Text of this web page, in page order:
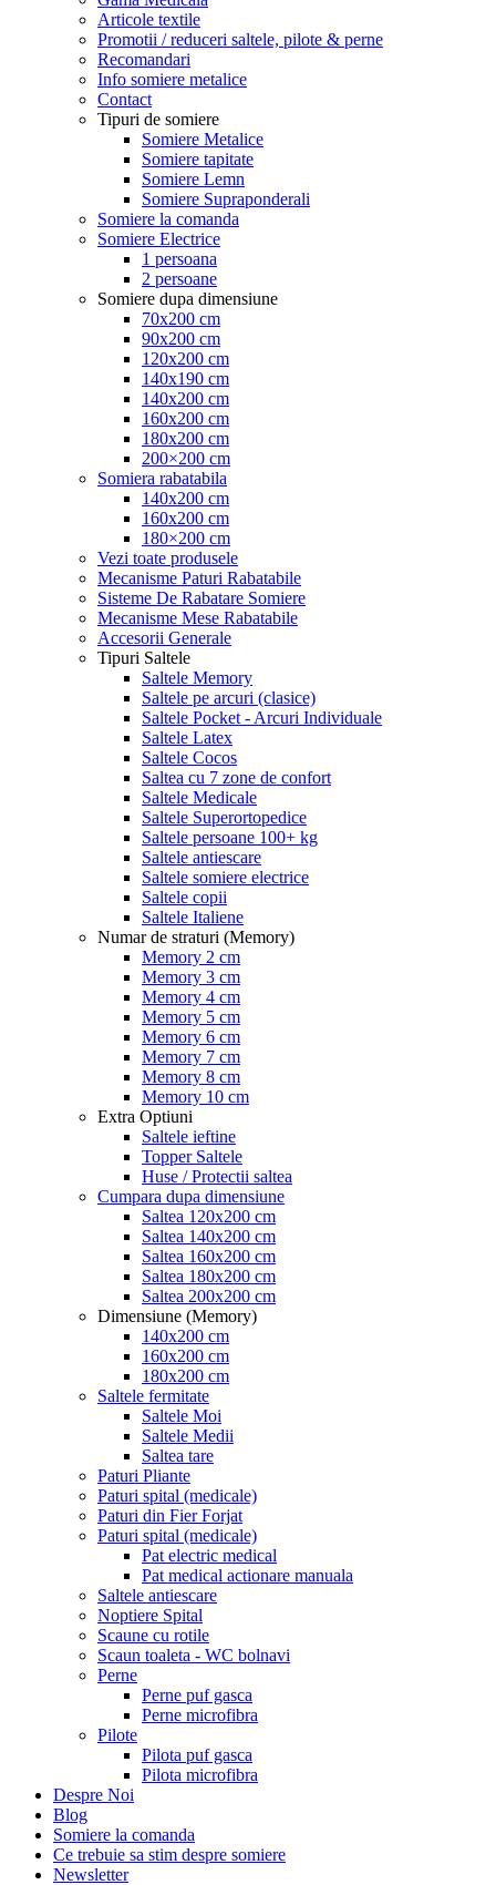
Articole textile
Promotii / reduceri saltele, pilote & perne
Recomandari
Info somiere metalice
Contact
Tipuri de somiere
Somiere Metalice
Somiere tapitate
Somiere Lemn
Somiere Supraponderali
Somiere la comanda
Somiere Electrice
1 persoana
2 persoane
Somiere dupa dimensiune
70x200 cm
90x200 cm
120x200 cm
140x190 cm
140x200 cm
160x200 cm
180x200 cm
200×200 cm
Somiera rabatabila
140x200 cm
160x200 cm
180×200 cm
Vezi toate produsele
Mecanisme Paturi Rabatabile
Sisteme De Rabatare Somiere
Mecanisme Mese Rabatabile
Accesorii Generale
Tipuri Saltele
Saltele Memory
Saltele pe arcuri (clasice)
Saltele Pocket - Arcuri Individuale
Saltele Latex
Saltele Cocos
Saltea cu 7 zone de confort
Saltele Medicale
Saltele Superortopedice
Saltele persoane 100+ kg
Saltele antiescare
Saltele somiere electrice
Saltele copii
Saltele Italiene
Numar de straturi (Memory)
Memory 2 cm
Memory 3 cm
Memory 4 cm
Memory 5 cm
Memory 6 cm
Memory 7 cm
Memory 8 cm
Memory 10 cm
Extra Optiuni
Saltele ieftine
Topper Saltele
Huse / Protectii saltea
Cumpara dupa dimensiune
Saltea 120x200 cm
Saltea 140x200 cm
Saltea 160x200 cm
Saltea 180x200 cm
Saltea 200x200 cm
Dimensiune (Memory)
140x200 cm
160x200 cm
180x200 cm
Saltele fermitate
Saltele Moi
Saltele Medii
Saltea tare
Paturi Pliante
Paturi spital (medicale)
Paturi din Fier Forjat
Paturi spital (medicale)
Pat electric medical
Pat medical actionare manuala
Saltele antiescare
Noptiere Spital
Scaune cu rotile
Scaun toaleta - WC bolnavi
Perne
Perne puf gasca
Perne microfibra
Pilote
Pilota puf gasca
Pilota microfibra
Despre Noi
Blog
Somiere la comanda
Ce trebuie sa stim despre somiere
Newsletter